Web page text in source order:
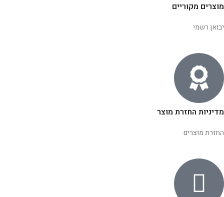
מוצרים מקוריים
יבואן רשמי
מדיניות החזרת מוצר
החזרת מוצרים